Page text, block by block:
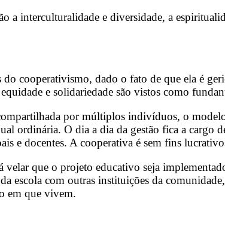
a interculturalidade e diversidade, a
do cooperativismo, dado o fato de que ela é
e solidariedade são vistos como
por múltiplos indivíduos, o
ordinária. O dia a dia da gestão fica a
e docentes. A cooperativa é sem fins
velar que o projeto educativo seja
escola com outras instituições da
em que vivem.